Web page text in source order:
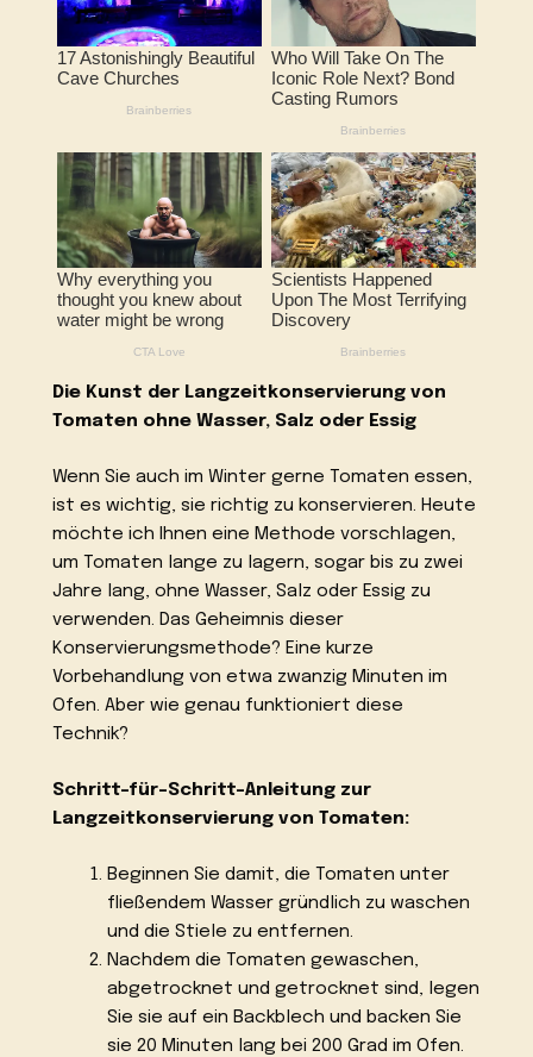
Die Kunst der Langzeitkonservierung von
Tomaten ohne Wasser, Salz oder Essig
Wenn Sie auch im Winter gerne Tomaten essen,
ist es wichtig, sie richtig zu konservieren. Heute
möchte ich Ihnen eine Methode vorschlagen,
um Tomaten lange zu lagern, sogar bis zu zwei
Jahre lang, ohne Wasser, Salz oder Essig zu
verwenden. Das Geheimnis dieser
Konservierungsmethode? Eine kurze
Vorbehandlung von etwa zwanzig Minuten im
Ofen. Aber wie genau funktioniert diese
Technik?
Schritt-für-Schritt-Anleitung zur
Langzeitkonservierung von Tomaten:
Beginnen Sie damit, die Tomaten unter
fließendem Wasser gründlich zu waschen
und die Stiele zu entfernen.
Nachdem die Tomaten gewaschen,
abgetrocknet und getrocknet sind, legen
Sie sie auf ein Backblech und backen Sie
sie 20 Minuten lang bei 200 Grad im Ofen.